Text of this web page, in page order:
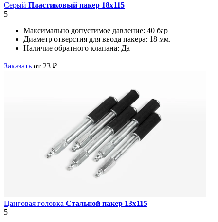
Серый Пластиковый пакер 18х115
5
Максимально допустимое давление: 40 бар
Диаметр отверстия для ввода пакера: 18 мм.
Наличие обратного клапана: Да
Заказать от 23 ₽
Цанговая головка Стальной пакер 13х115
5